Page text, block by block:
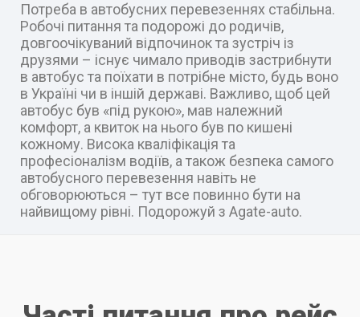
Потреба в автобусних перевезеннях стабільна.
Робочі питання та подорожі до родичів,
довгоочікуваний відпочинок та зустріч із
друзями – існує чимало приводів застрибнути
в автобус та поїхати в потрібне місто, будь воно
в Україні чи в іншій державі. Важливо, щоб цей
автобус був «під рукою», мав належний
комфорт, а квиток на нього був по кишені
кожному. Висока кваліфікація та
професіоналізм водіїв, а також безпека самого
автобусного перевезення навіть не
обговорюються – тут все повинно бути на
найвищому рівні. Подорожуй з Agate-auto.